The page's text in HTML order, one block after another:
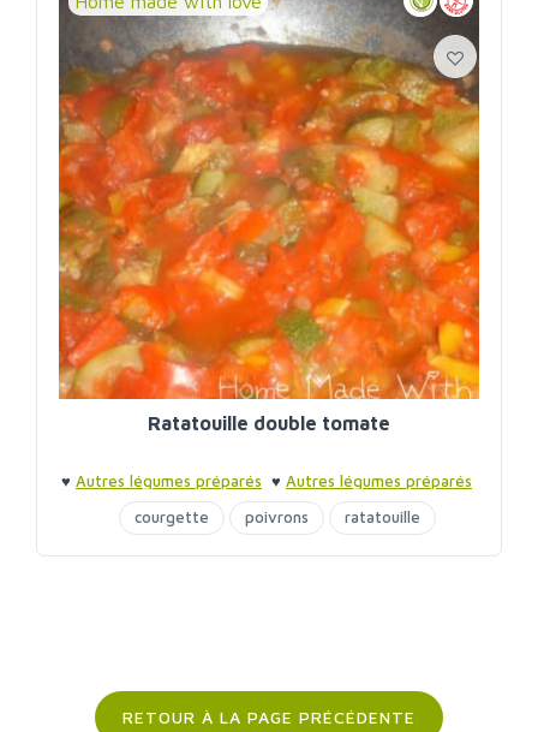
Ratatouille double tomate
♥ Autres légumes préparés ♥ Autres légumes préparés
courgette
poivrons ratatouille
RETOUR À LA PAGE PRÉCÉDENTE